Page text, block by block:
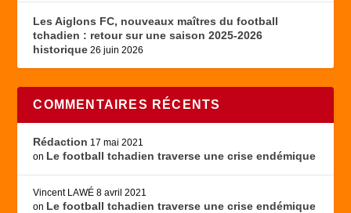
Les Aiglons FC, nouveaux maîtres du football
tchadien : retour sur une saison 2025-2026
historique 26 juin 2026
COMMENTAIRES RÉCENTS
Rédaction 17 mai 2021
on Le football tchadien traverse une crise endémique
Vincent LAWÉ 8 avril 2021
on Le football tchadien traverse une crise endémique